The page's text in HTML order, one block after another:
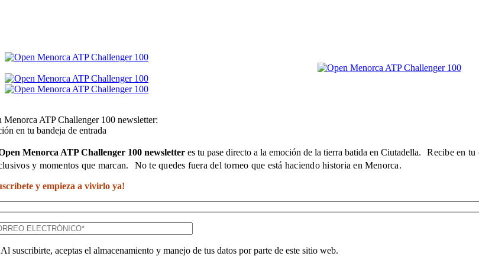
Menorca ATP Challenger 100 newsletter:
en tu bandeja de entrada
Menorca ATP Challenger 100 newsletter es tu pase directo a la emoción de la tierra batida en Ciutadella.Recibe en tu
y momentos que marcan. No te quedes fuera del torneo que está haciendo historia en Menorca.
y empieza a vivirlo ya!
Al suscribirte, aceptas el almacenamiento y manejo de tus datos por parte de este sitio web.